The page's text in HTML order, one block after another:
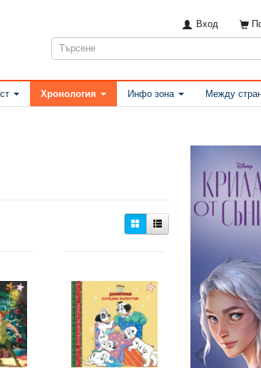
Вход
Хронология Инфо зона Между